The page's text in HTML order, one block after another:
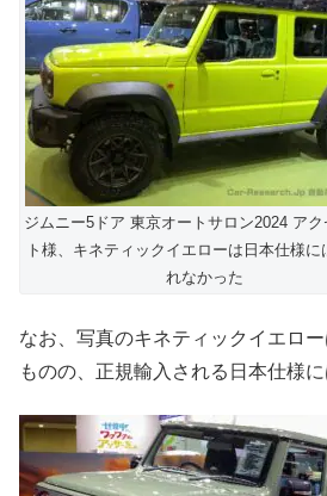
ジムニー5ドア 東京オートサロン2024 アク
ト様、キネティックイエローは日本仕様に
れなかった
なお、写真のキネティックイエロ
ものの、正規輸入される日本仕様